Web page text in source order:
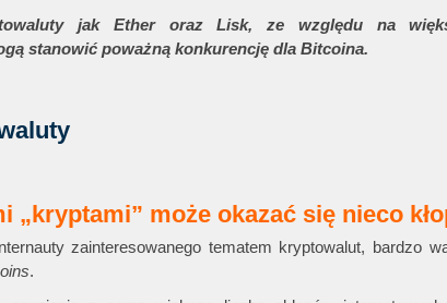
jak Ether oraz Lisk, ze względu na
stanowić poważną konkurencję dla Bitcoina.
„kryptami” może okazać się nieco
zainteresowanego tematem kryptowalut, bardzo
.